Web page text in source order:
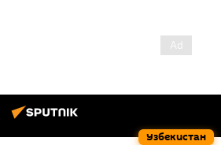
Узбекистан